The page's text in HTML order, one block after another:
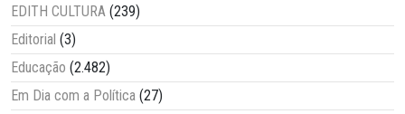
EDITH CULTURA (239)
Editorial (3)
Educação (2.482)
Em Dia com a Política (27)